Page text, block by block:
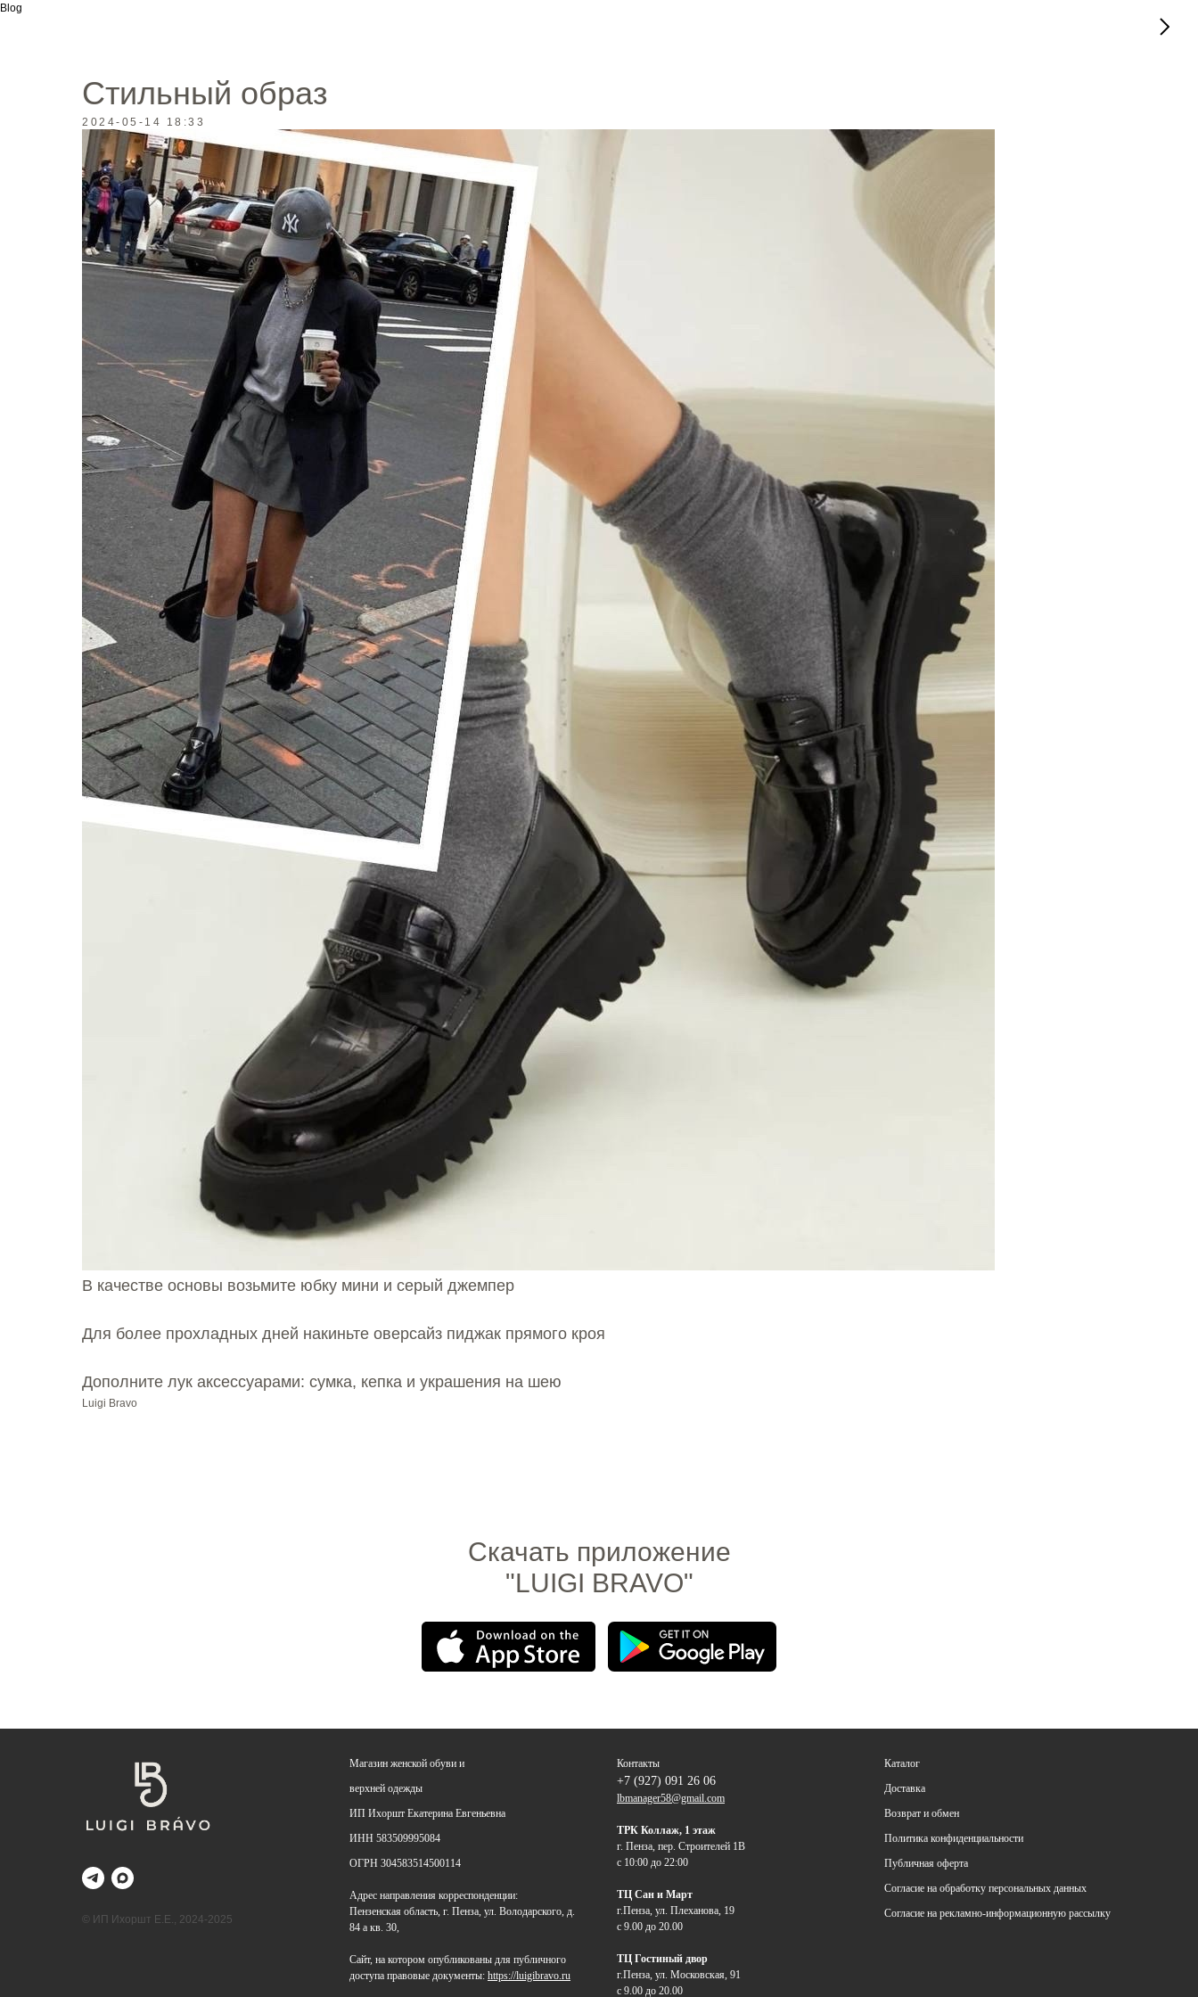
Blog
Стильный образ
2024-05-14 18:33
В качестве основы возьмите юбку мини и серый джемпер
Для более прохладных дней накиньте оверсайз пиджак прямого кроя
Дополните лук аксессуарами: сумка, кепка и украшения на шею
Luigi Bravo
Скачать приложение
"LUIGI BRAVO"
© ИП Ихоршт Е.Е., 2024-2025
Магазин женской обуви и
верхней одежды
ИП Ихоршт Екатерина Евгеньевна
ИНН 583509995084
ОГРН 304583514500114
Адрес направления корреспонденции:
Пензенская область, г. Пенза, ул. Володарского, д.
84 а кв. 30,
Сайт, на котором опубликованы для публичного
доступа правовые документы: https://luigibravo.ru
Контакты
+7 (927) 091 26 06
lbmanager58@gmail.com
ТРК Коллаж, 1 этаж
г. Пенза, пер. Строителей 1В
с 10:00 до 22:00
ТЦ Сан и Март
г.Пенза, ул. Плеханова, 19
с 9.00 до 20.00
ТЦ Гостиный двор
г.Пенза, ул. Московская, 91
с 9.00 до 20.00
Каталог
Доставка
Возврат и обмен
Политика конфиденциальности
Публичная оферта
Согласие на обработку персональных данных
Согласие на рекламно-информационную рассылку